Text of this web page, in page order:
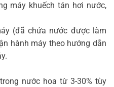
máy khuếch tán hơi nước,
(đã chứa nước được làm
hành máy theo hướng dẫn
nước hoa từ 3-30% tùy